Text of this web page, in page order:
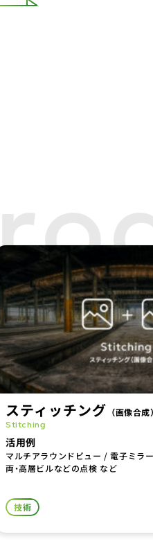
スティッチング （画像合成）
Stitching
活用例
マルチアラウンドビュー / 電子ミラ
両・高層ビルなどの点検 など
技術